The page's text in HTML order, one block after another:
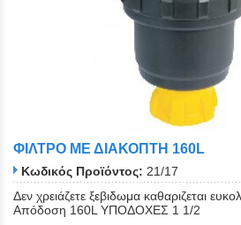
ΦΙΛΤΡΟ ΜΕ ΔΙΑΚΟΠΤΗ 160L
Κωδικός Προϊόντος: 21/17
Δεν χρειάζετε ξεβιδωμα καθαριζεται
Απόδοση 160L ΥΠΟΔΟΧΕΣ 1 1/2